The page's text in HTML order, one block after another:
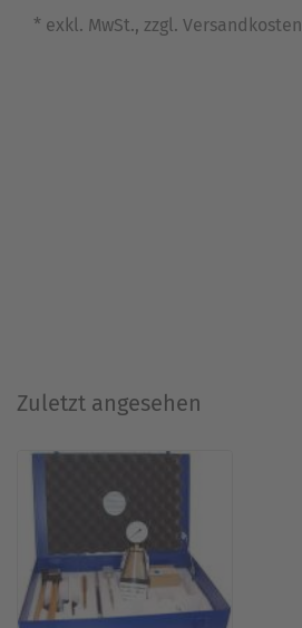
* exkl. MwSt., zzgl. Versandkosten
Zuletzt angesehen